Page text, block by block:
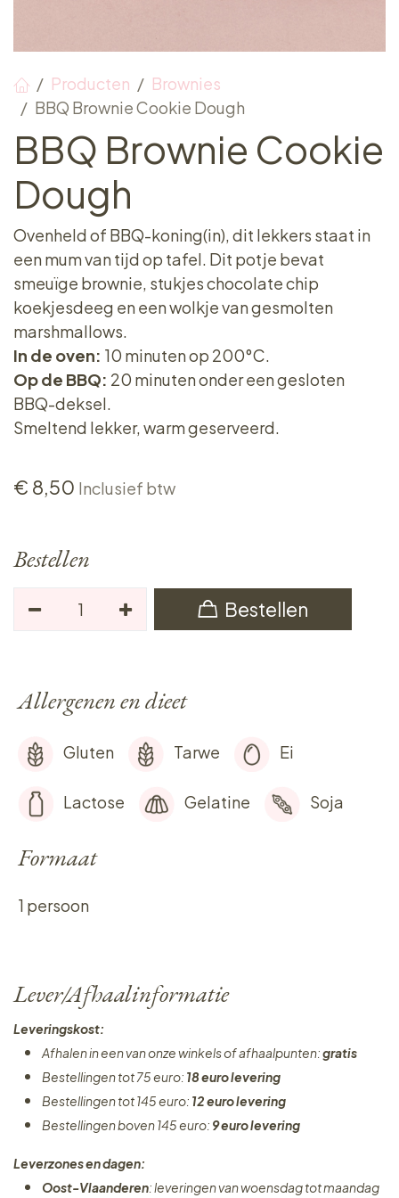
Producten
Brownies
BBQ Brownie Cookie Dough
BBQ Brownie Cookie
Dough
Ovenheld of BBQ-koning(in), dit lekkers staat in
een mum van tijd op tafel. Dit potje bevat
smeuïge brownie, stukjes chocolate chip
koekjesdeeg en een wolkje van gesmolten
marshmallows.
In de oven: 10 minuten op 200°C.
Op de BBQ: 20 minuten onder een gesloten
BBQ-deksel.
Smeltend lekker, warm geserveerd.
€ 8,50 Inclusief btw
Bestellen
Bestellen
Allergenen en dieet
Gluten Tarwe Ei
Lactose Gelatine Soja
Formaat
1 persoon
Lever/Afhaalinformatie
Leveringskost:
Afhalen in een van onze winkels of afhaalpunten:gratis
Bestellingen tot 75 euro: 18 euro levering
Bestellingen tot 145 euro: 12 euro levering
Bestellingen boven 145 euro: 9 euro levering
Leverzones en dagen:
Oost-Vlaanderen: leveringen van woensdag tot maandag